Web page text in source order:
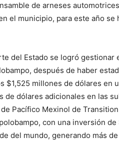
de arneses
el municipio, para este año
del Estado se logró gestionar
después de haber
$1,525 millones de dólares en
de dólares adicionales en las
Pacífico Mexinol de
con una inversión
del mundo, generando más